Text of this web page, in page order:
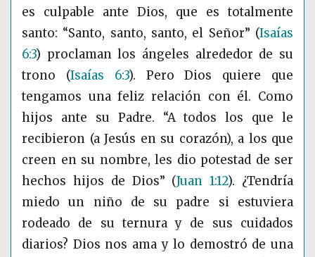
es culpable ante Dios, que es totalmente
santo: “Santo, santo, santo, el Señor” (Isaías
6:3) proclaman los ángeles alrededor de su
trono (Isaías 6:3). Pero Dios quiere que
tengamos una feliz relación con él. Como
hijos ante su Padre. “A todos los que le
recibieron (a Jesús en su corazón), a los que
creen en su nombre, les dio potestad de ser
hechos hijos de Dios” (Juan 1:12). ¿Tendría
miedo un niño de su padre si estuviera
rodeado de su ternura y de sus cuidados
diarios? Dios nos ama y lo demostró de una